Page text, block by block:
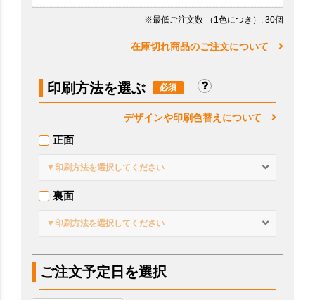
※最低ご注文数 （1色につき） : 30個
在庫切れ商品のご注文について
印刷方法を選ぶ
デザインや印刷色替えについて
正面
▼印刷方法を選択してください
裏面
▼印刷方法を選択してください
ご注文予定日を選択